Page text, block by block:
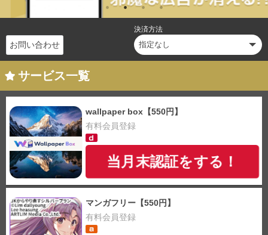
お問い合わせ
決済方法
サービス一覧
wallpaper box【550円】
有料会員登録
当月末認証をする！
マンガフリー【550円】
有料会員登録